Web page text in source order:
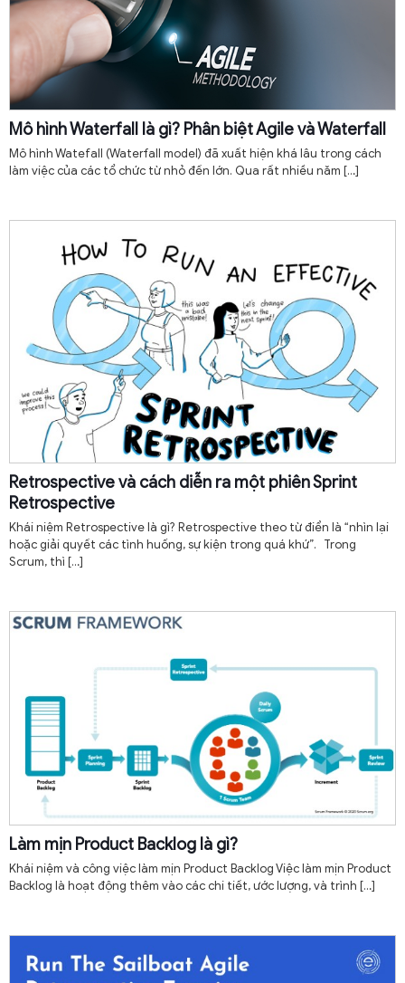
Mô hình Waterfall là gì? Phân biệt Agile và Waterfall
Mô hình Watefall (Waterfall model) đã xuất hiện khá lâu trong cách
làm việc của các tổ chức từ nhỏ đến lớn. Qua rất nhiều năm […]
Retrospective và cách diễn ra một phiên Sprint
Retrospective
Khái niệm Retrospective là gì? Retrospective theo từ điển là “nhìn lại
hoặc giải quyết các tình huống, sự kiện trong quá khứ”. Trong
Scrum, thì […]
Làm mịn Product Backlog là gì?
Khái niệm và công việc làm mịn Product Backlog Việc làm mịn Product
Backlog là hoạt động thêm vào các chi tiết, ước lượng, và trình […]